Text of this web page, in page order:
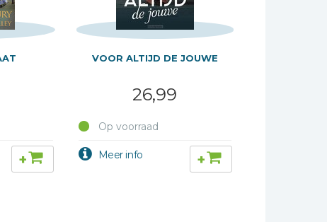
+
VOOR ALTIJD DE JOUWE
26,99
Op voorraad
+